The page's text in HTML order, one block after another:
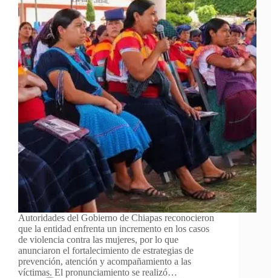
Autoridades del Gobierno de Chiapas reconocieron
que la entidad enfrenta un incremento en los casos
de violencia contra las mujeres, por lo que
anunciaron el fortalecimiento de estrategias de
prevención, atención y acompañamiento a las
víctimas. El pronunciamiento se realizó…